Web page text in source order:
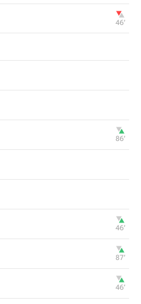
46‎’‎
86‎’‎
46‎’‎
87‎’‎
46‎’‎